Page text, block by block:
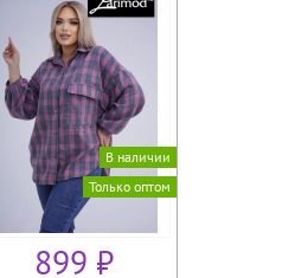
В наличии
Только оптом
899 ₽